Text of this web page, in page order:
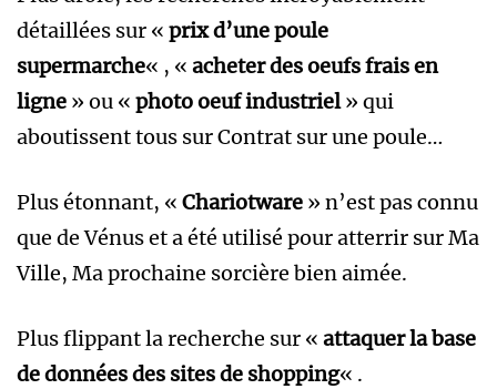
détaillées sur « prix d’une poule
supermarche« , « acheter des oeufs frais en
ligne » ou « photo oeuf industriel» qui
aboutissent tous sur Contrat sur une poule…
Plus étonnant, « Chariotware » n’est pas connu
que de Vénus et a été utilisé pour atterrir sur Ma
Ville, Ma prochaine sorcière bien aimée.
Plus flippant la recherche sur « attaquer la base
de données des sites de shopping« .